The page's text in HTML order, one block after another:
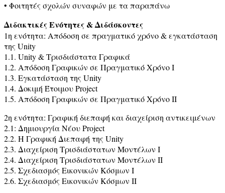
• Φοιτητές σχολών συναφών με τα παραπάνω
Διδακτικές Ενότητες & Διδάσκοντες
1η ενότητα: Απόδοση σε πραγματικό χρόνο & εγκατάσταση
της Unity
1.1. Unity & Τρισδιάστατα Γραφικά
1.2. Απόδοση Γραφικών σε Πραγματικό Χρόνο Ι
1.3. Εγκατάσταση της Unity
1.4. Δοκιμή Έτοιμου Project
1.5. Απόδοση Γραφικών σε Πραγματικό Χρόνο ΙΙ
2η ενότητα: Γραφική διεπαφή και διαχείριση αντικειμένων
2.1: Δημιουργία Νέου Project
2.2. H Γραφική Διεπαφή της Unity
2.3. Διαχείριση Τρισδιάστατων Μοντέλων Ι
2.4. Διαχείριση Τρισδιάστατων Μοντέλων ΙΙ
2.5. Σχεδιασμός Εικονικών Κόσμων Ι
2.6. Σχεδιασμός Εικονικών Κόσμων ΙΙ